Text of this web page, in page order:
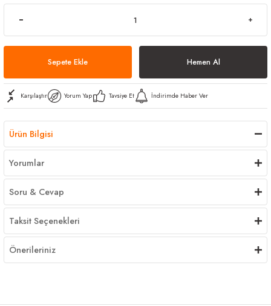
Sepete Ekle Hemen Al
Karşılaştır Yorum Yap Tavsiye Et İndirimde Haber Ver
Ürün Bilgisi
Yorumlar
Soru & Cevap
Taksit Seçenekleri
Önerileriniz